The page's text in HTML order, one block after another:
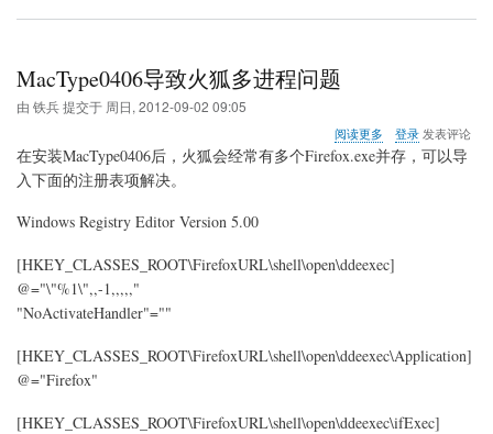
MacType0406导致火狐多进程问题
由 铁兵提交于 周日, 2012-09-02 09:05
阅读更多
于
MacType0406
多
登录发表评论
在安装MacType0406后，火狐会经常有多个Firefox.exe并存，可以导
入下面的注册表项解决。
Windows Registry Editor Version 5.00
[HKEY_CLASSES_ROOT\FirefoxURL\shell\open\ddeexec]
@="\"%1\",,-1,,,,,"
"NoActivateHandler"=""
[HKEY_CLASSES_ROOT\FirefoxURL\shell\open\ddeexec\Application]
@="Firefox"
[HKEY_CLASSES_ROOT\FirefoxURL\shell\open\ddeexec\ifExec]